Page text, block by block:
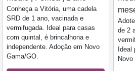
Conheça a Vitória, uma cadela
SRD de 1 ano, vacinada e
vermifugada. Ideal para casas
com quintal, é brincalhona e
independente. Adoção em Novo
Gama/GO.
de 2
Novo